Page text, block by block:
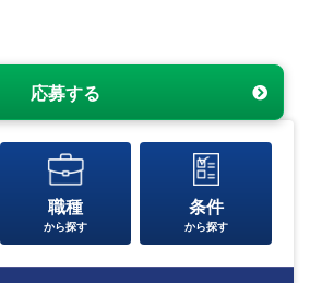
応募する
職種
から探す
条件
から探す